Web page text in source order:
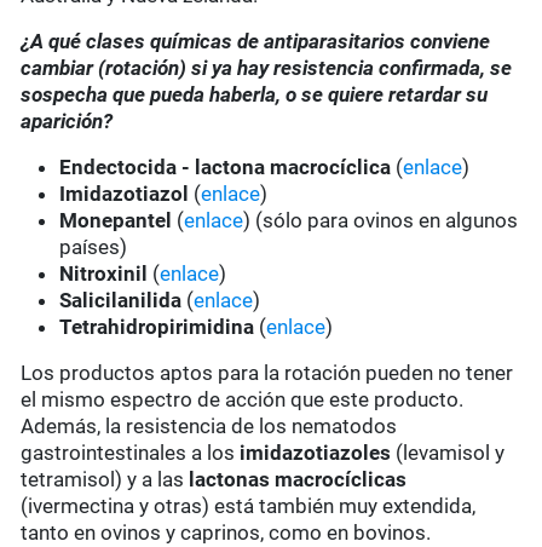
¿A qué clases químicas de antiparasitarios conviene
cambiar (rotación) si ya hay resistencia confirmada, se
sospecha que pueda haberla, o se quiere retardar su
aparición?
Endectocida - lactona macrocíclica (enlace)
Imidazotiazol (enlace)
Monepantel (enlace) (sólo para ovinos en algunos
países)
Nitroxinil (enlace)
Salicilanilida (enlace)
Tetrahidropirimidina (enlace)
Los productos aptos para la rotación pueden no tener
el mismo espectro de acción que este producto.
Además, la resistencia de los nematodos
gastrointestinales a los imidazotiazoles (levamisol y
tetramisol) y a las lactonas macrocíclicas
(ivermectina y otras) está también muy extendida,
tanto en ovinos y caprinos, como en bovinos.